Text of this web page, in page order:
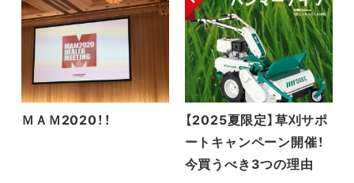
ＭＡＭ2020！！
【2025夏限定】草刈サポ
ートキャンペーン開催！
今買うべき3つの理由